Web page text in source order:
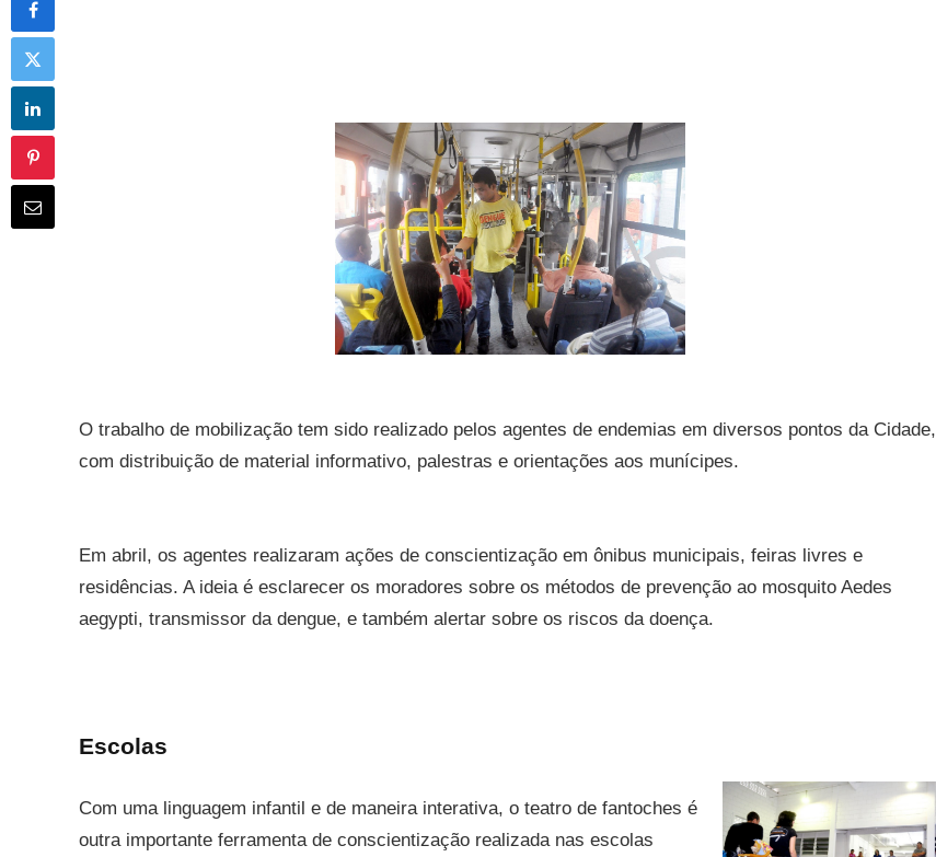
O trabalho de mobilização tem sido realizado pelos agentes de endemias em diversos pontos da Cidade,
com distribuição de material informativo, palestras e orientações aos munícipes.
Em abril, os agentes realizaram ações de conscientização em ônibus municipais, feiras livres e
residências. A ideia é esclarecer os moradores sobre os métodos de prevenção ao mosquito Aedes
aegypti, transmissor da dengue, e também alertar sobre os riscos da doença.
Escolas
Com uma linguagem infantil e de maneira interativa, o teatro de fantoches é
outra importante ferramenta de conscientização realizada nas escolas